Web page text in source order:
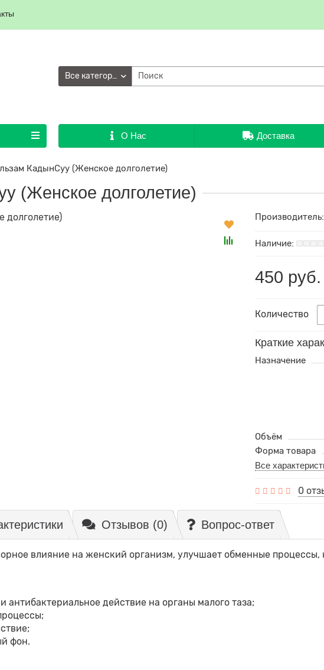
Все категории
О Нас Доставка
КадынСуу (Женское долголетие)
(Женское долголетие)
Производитель:
450 руб.
Количество
Краткие
Назначение
Объём
Форма товара
Все
0
Отзывов (0) Вопрос-ответ
влияние на женский организм, улучшает обменные
антибактериальное действие на органы малого таза;
фон.